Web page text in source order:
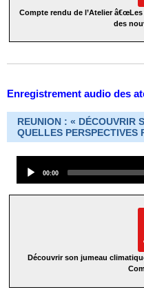
Compte rendu de l’Atelier
des
Enregistrement audio des
REUNION : « DÉCOUVRIR
QUELLES PERSPECTIVES
Current
00:00
Découvrir son jumeau